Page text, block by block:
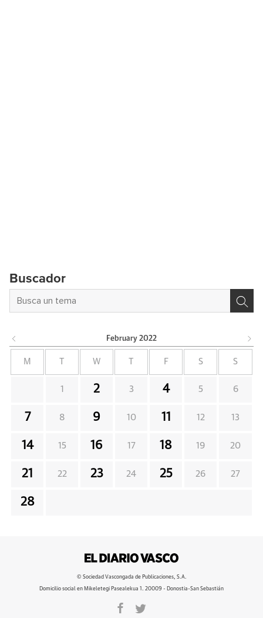
Buscador
February 2022
M W F S S
1 2 3 4 5 6
7 8 9 10 11 12 13
14 15 16 17 18 19 20
21 22 23 24 25 26 27
28
© Sociedad Vascongada de Publicaciones, S.A.
Domicilio social en Mikeletegi Pasealekua 1. 20009 - Donostia-San Sebastián